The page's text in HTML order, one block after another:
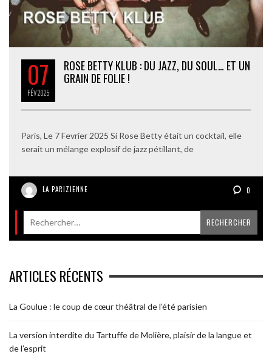
07
FÉV2025
ROSE BETTY KLUB : DU JAZZ, DU SOUL… ET UN
GRAIN DE FOLIE !
Paris, Le 7 Fevrier 2025 Si Rose Betty était un cocktail, elle
serait un mélange explosif de jazz pétillant, de
LA PARIZIENNE 0
ARTICLES RÉCENTS
La Goulue : le coup de cœur théâtral de l’été parisien
La version interdite du Tartuffe de Molière, plaisir de la langue et
de l’esprit